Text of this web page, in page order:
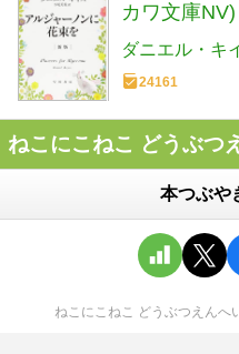
カワ文庫NV)
ダニエル・キ
24161
ねこにこねこ どうぶつ
本つぶや
ねこにこねこ どうぶつえんへ